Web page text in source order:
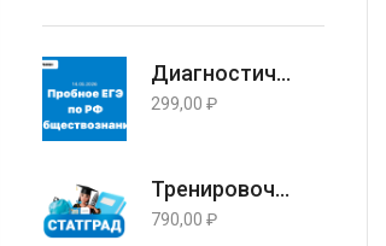
Диагностическая работа в формате ЕГЭ 2026 по Обществознанию 11 класс (задания и ответы) 14.05.2026
299,00 ₽
Тренировочная работа №5 по русскому языку 9 класс ответы и задания 13.05.2026
790,00 ₽